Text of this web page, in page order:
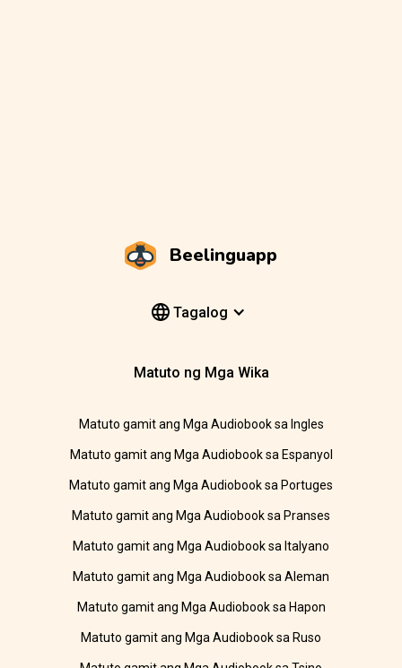
Beelinguapp
Tagalog
Matuto ng Mga Wika
Matuto gamit ang Mga Audiobook sa Ingles
Matuto gamit ang Mga Audiobook sa Espanyol
Matuto gamit ang Mga Audiobook sa Portuges
Matuto gamit ang Mga Audiobook sa Pranses
Matuto gamit ang Mga Audiobook sa Italyano
Matuto gamit ang Mga Audiobook sa Aleman
Matuto gamit ang Mga Audiobook sa Hapon
Matuto gamit ang Mga Audiobook sa Ruso